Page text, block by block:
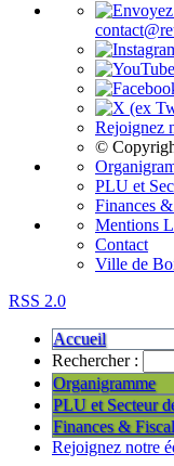
Rejoignez
©
PLU et
Finances
Mentions
Contact
Ville de
RSS 2.0
Accueil
Rechercher :
Organigramme
PLU et Secteur
Finances &
Rejoignez notre